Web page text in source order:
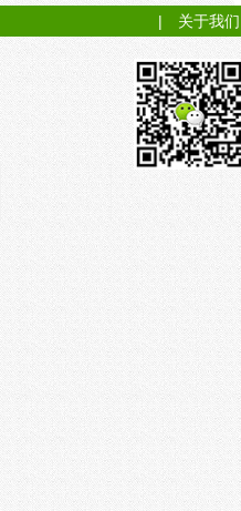
上海
CopyRight
| 关于我们